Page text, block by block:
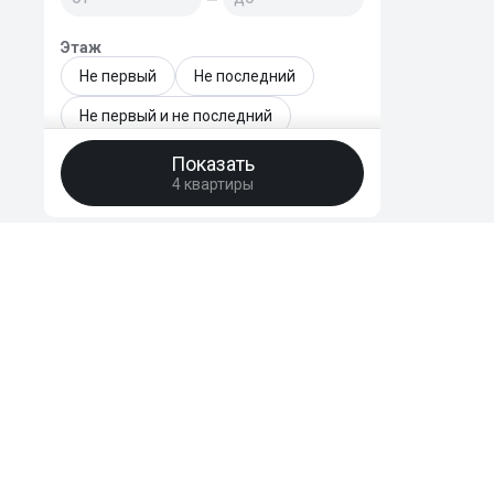
Этаж
Не первый
Не последний
Не первый и не последний
Только последний
Этаж - точный диапазон
Показать
4 квартиры